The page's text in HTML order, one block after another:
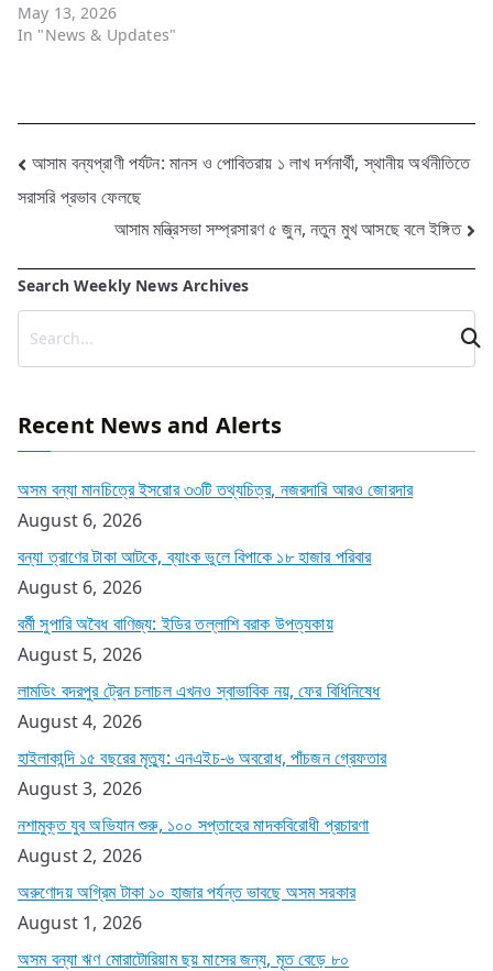
May 13, 2026
In "News & Updates"
Post
navigation
আসাম বন্যপ্রাণী পর্যটন: মানস ও পোবিতরায় ১ লাখ দর্শনার্থী, স্থানীয় অর্থনীতিতে
সরাসরি প্রভাব ফেলছে
আসাম মন্ত্রিসভা সম্প্রসারণ ৫ জুন, নতুন মুখ আসছে বলে ইঙ্গিত
Search Weekly News Archives
Recent News and Alerts
অসম বন্যা মানচিত্রে ইসরোর ৩৩টি তথ্যচিত্র, নজরদারি আরও জোরদার
August 6, 2026
বন্যা ত্রাণের টাকা আটকে, ব্যাংক ভুলে বিপাকে ১৮ হাজার পরিবার
August 6, 2026
বর্মী সুপারি অবৈধ বাণিজ্য: ইডির তল্লাশি বরাক উপত্যকায়
August 5, 2026
লামডিং বদরপুর ট্রেন চলাচল এখনও স্বাভাবিক নয়, ফের বিধিনিষেধ
August 4, 2026
হাইলাকান্দি ১৫ বছরের মৃত্যু: এনএইচ-৬ অবরোধ, পাঁচজন গ্রেফতার
August 3, 2026
নশামুক্ত যুব অভিযান শুরু, ১০০ সপ্তাহের মাদকবিরোধী প্রচারণা
August 2, 2026
অরুণোদয় অগ্রিম টাকা ১০ হাজার পর্যন্ত ভাবছে অসম সরকার
August 1, 2026
অসম বন্যা ঋণ মোরাটোরিয়াম ছয় মাসের জন্য, মৃত বেড়ে ৮০